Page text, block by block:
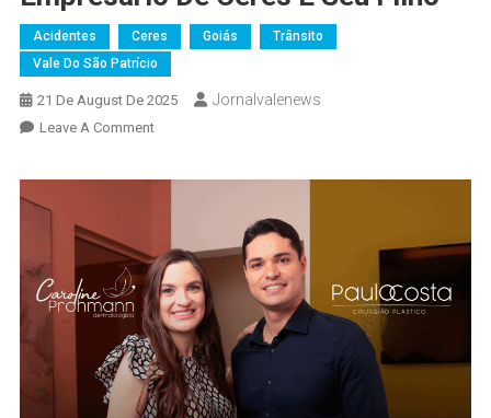
Acidentes Ceres Goiás
Trânsito
Vale Do São Patrício
21 De August De 2025 Jornalvalenews
Leave A CommentOn
Acidente
Vida
De
Empresário
De
Ceres
E
Seu